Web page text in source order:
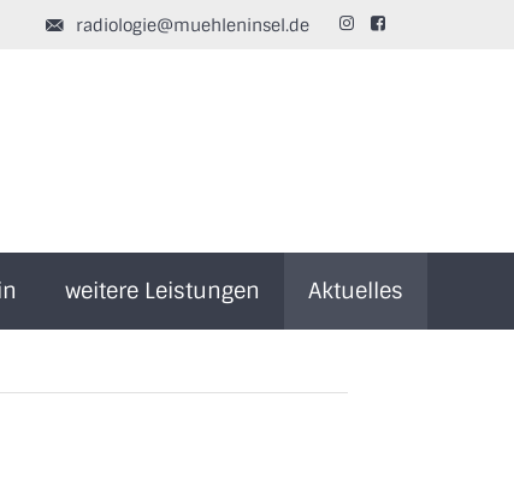
 
radiologie@muehleninsel.de
weitere Leistungen Aktuelles